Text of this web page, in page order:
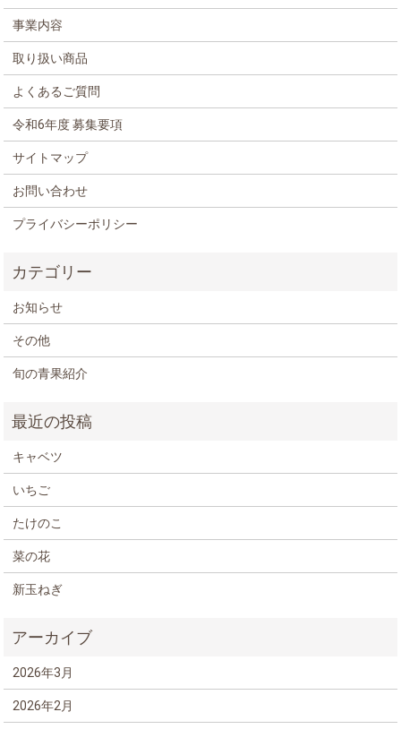
事業内容
取り扱い商品
よくあるご質問
令和6年度 募集要項
サイトマップ
お問い合わせ
プライバシーポリシー
お知らせ
その他
旬の青果紹介
キャベツ
いちご
たけのこ
菜の花
新玉ねぎ
2026年3月
2026年2月